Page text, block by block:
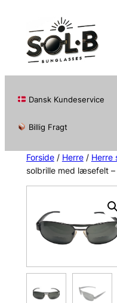
Dansk Kundeservice
Billig Fragt
Forside/ Herre/ Herre
solbrille med læsefelt